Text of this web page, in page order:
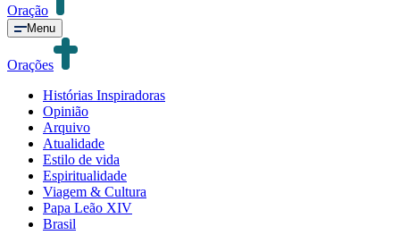
Oração
Menu
Orações
Histórias Inspiradoras
Opinião
Arquivo
Atualidade
Estilo de vida
Espiritualidade
Viagem & Cultura
Papa Leão XIV
Brasil